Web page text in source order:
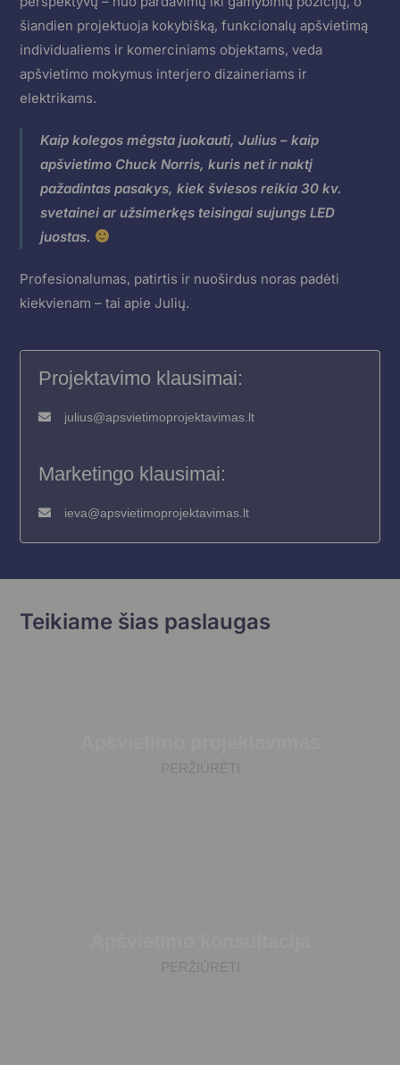
šiandien projektuoja kokybišką, funkcionalų apšvietimą
individualiems ir komerciniams objektams, veda
apšvietimo mokymus interjero dizaineriams ir
elektrikams.
Kaip kolegos mėgsta juokauti, Julius – kaip
apšvietimo Chuck Norris, kuris net ir naktį
pažadintas pasakys, kiek šviesos reikia 30 kv.
svetainei ar užsimerkęs teisingai sujungs LED
juostas.
Profesionalumas, patirtis ir nuoširdus noras padėti
kiekvienam – tai apie Julių.
Projektavimo klausimai:
julius@apsvietimoprojektavimas.lt
Marketingo klausimai:
ieva@apsvietimoprojektavimas.lt
Teikiame šias paslaugas
PERŽIŪRĖTI
PERŽIŪRĖTI